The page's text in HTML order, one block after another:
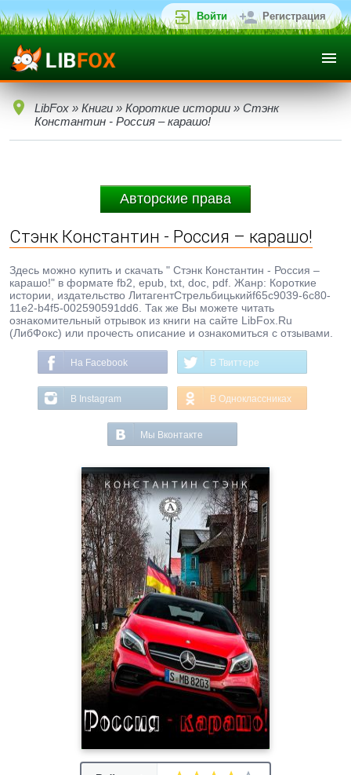
Войти Регистрация
LibFox » Книги » Короткие истории » Стэнк
Константин - Россия – карашо!
Авторские права
Стэнк Константин - Россия – карашо!
Здесь можно купить и скачать " Стэнк Константин - Россия –
карашо!" в формате fb2, epub, txt, doc, pdf. Жанр: Короткие
истории, издательство ЛитагентСтрельбицькийf65c9039-6c80-
11e2-b4f5-002590591dd6. Так же Вы можете читать
ознакомительный отрывок из книги на сайте LibFox.Ru
(ЛибФокс) или прочесть описание и ознакомиться с отзывами.
На Facebook В Твиттере
В Instagram В Одноклассниках
Мы Вконтакте